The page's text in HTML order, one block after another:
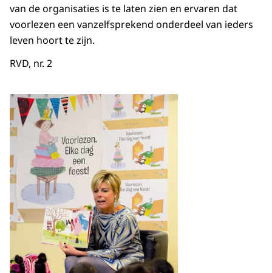
van de organisaties is te laten zien en ervaren dat
voorlezen een vanzelfsprekend onderdeel van ieders
leven hoort te zijn.
RVD, nr. 2
Open de galerij in vergrote